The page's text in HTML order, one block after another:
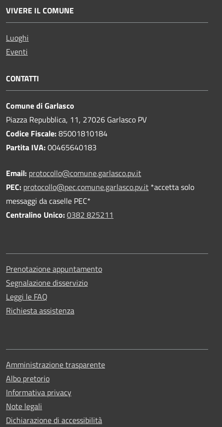
VIVERE IL COMUNE
Luoghi
Eventi
CONTATTI
Comune di Garlasco
Piazza Repubblica, 11, 27026 Garlasco PV
Codice Fiscale:85001810184
Partita IVA:00465640183
Email: protocollo@comune.garlasco.pv.it
PEC: protocollo@pec.comune.garlasco.pv.it *accetta solo
messaggi da caselle PEC*
Centralino Unico:0382 825211
Prenotazione appuntamento
Segnalazione disservizio
Leggi le FAQ
Richiesta assistenza
Amministrazione trasparente
Albo pretorio
Informativa privacy
Note legali
Dichiarazione di accessibilità